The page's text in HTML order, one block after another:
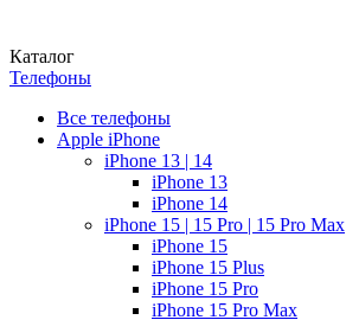
Каталог
Телефоны
Все телефоны
Apple iPhone
iPhone 13 | 14
iPhone 13
iPhone 14
iPhone 15 | 15 Pro | 15 Pro Max
iPhone 15
iPhone 15 Plus
iPhone 15 Pro
iPhone 15 Pro Max